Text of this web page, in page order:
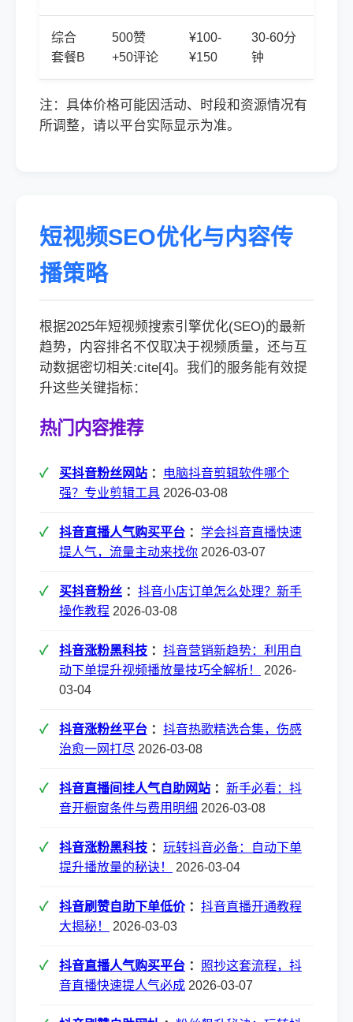
综合
套餐B
500赞
+50评论
¥100-
¥150
30-60分
钟
注：具体价格可能因活动、时段和资源情况有
所调整，请以平台实际显示为准。
短视频SEO优化与内容传
播策略
根据2025年短视频搜索引擎优化(SEO)的最新
趋势，内容排名不仅取决于视频质量，还与互
动数据密切相关:cite[4]。我们的服务能有效提
升这些关键指标：
热门内容推荐
买抖音粉丝网站 ：
电脑抖音剪辑软件哪个
强？专业剪辑工具 2026-03-08
抖音直播人气购买平台 ： 学会抖音直播快速
提人气，流量主动来找你 2026-03-07
买抖音粉丝 ： 抖音小店订单怎么处理？新手
操作教程 2026-03-08
抖音涨粉黑科技 ： 抖音营销新趋势：利用自
动下单提升视频播放量技巧全解析！
2026-
03-04
抖音涨粉丝平台 ： 抖音热歌精选合集，伤感
治愈一网打尽 2026-03-08
抖音直播间挂人气自助网站 ： 新手必看：抖
音开橱窗条件与费用明细 2026-03-08
抖音涨粉黑科技 ： 玩转抖音必备：自动下单
提升播放量的秘诀！
2026-03-04
抖音刷赞自助下单低价： 抖音直播开通教程
大揭秘！
2026-03-03
抖音直播人气购买平台 ： 照抄这套流程，抖
音直播快速提人气必成 2026-03-07